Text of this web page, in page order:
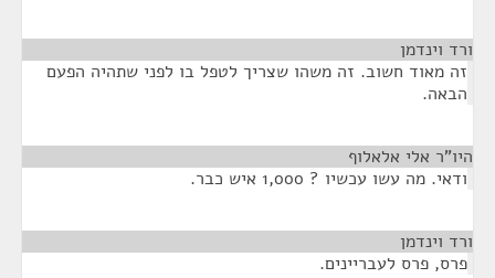
ורד וינדמן
זה מאוד חשוב. זה משהו שצריך לטפל בו לפני שתהיה הפעם
הבאה.
היו"ר אלי אלאלוף
ודאי. מה עשו עכשיו ? 1,000 איש כבר.
ורד וינדמן
פרס, פרס לעבריינים.